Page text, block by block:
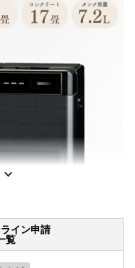
イン申請
覧